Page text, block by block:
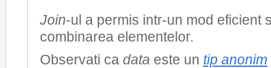
Join-ul a permis intr-un mod eficient
combinarea elementelor.
Observati ca data este un tip anonim